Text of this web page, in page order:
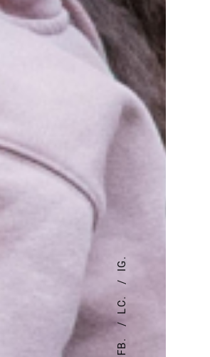
FB.
LC.
IG.